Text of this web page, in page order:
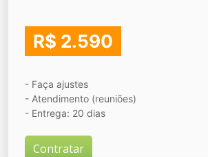
R$ 2.590
- Faça ajustes
- Atendimento (reuniões)
- Entrega: 20 dias
Contratar